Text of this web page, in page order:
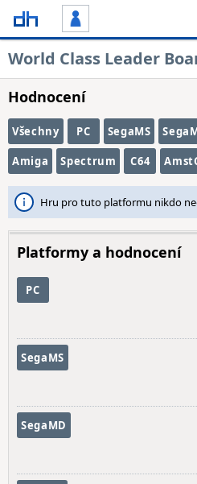
World Class Leader
Hodnocení
Všechny PC SegaMS
Amiga Spectrum C64
Hru pro tuto platformu nikdo
Platformy a hodnocení
PC
SegaMS
SegaMD